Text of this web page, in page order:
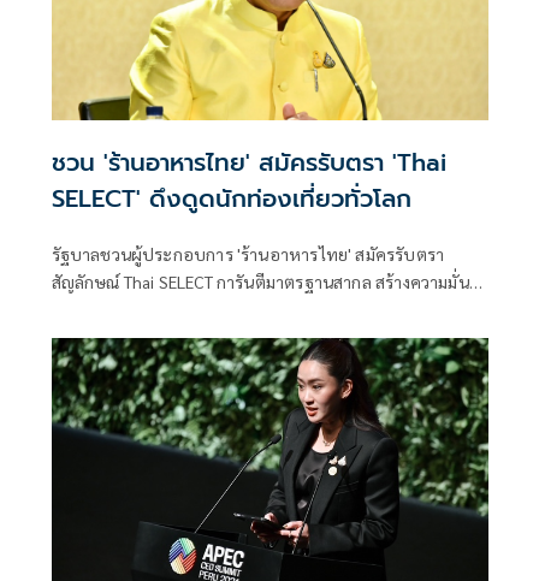
ชวน 'ร้านอาหารไทย' สมัครรับตรา 'Thai
SELECT' ดึงดูดนักท่องเที่ยวทั่วโลก
รัฐบาลชวนผู้ประกอบการ 'ร้านอาหารไทย' สมัครรับตรา
สัญลักษณ์ Thai SELECT การันตีมาตรฐานสากล สร้างความมั่นใจ